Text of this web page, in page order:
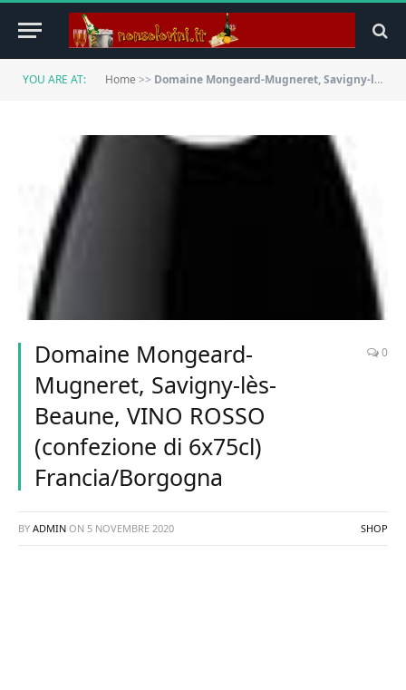
YOU ARE AT: Home >> Domaine Mongeard-Mugneret, Savigny-lès-Beaune, VINO ROSSO (confezione di 6x75cl) Francia/Borgogna
Domaine Mongeard-
Mugneret, Savigny-lès-
Beaune, VINO ROSSO
(confezione di 6x75cl)
Francia/Borgogna
0
BY ADMIN ON 5 NOVEMBRE 2020 SHOP